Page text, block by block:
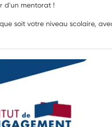
d'un mentorat !
soit votre niveau scolaire,